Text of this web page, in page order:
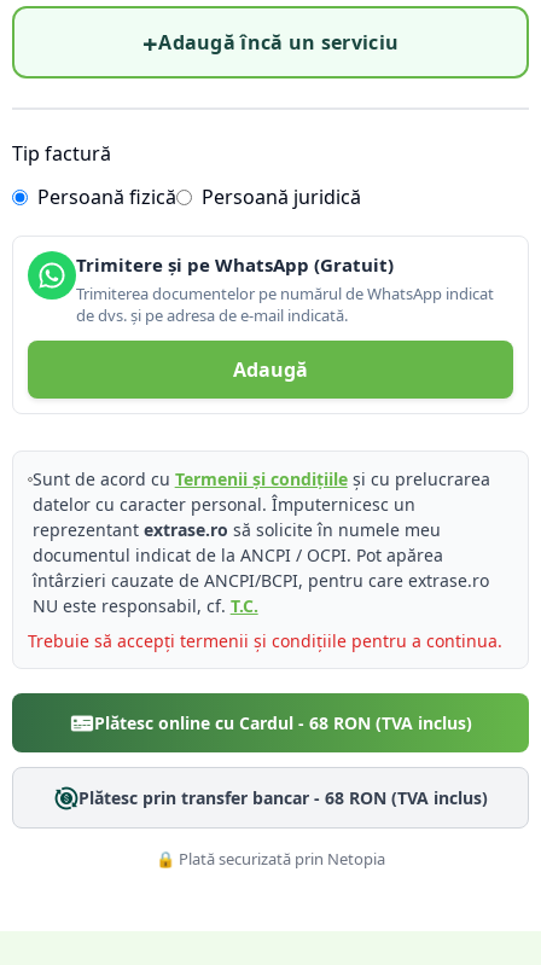
+Adaugă încă un serviciu
Tip factură
Persoană fizică
Persoană juridică
Trimitere și pe WhatsApp (Gratuit)
Trimiterea documentelor pe numărul de WhatsApp indicat
de dvs. și pe adresa de e-mail indicată.
Adaugă
Sunt de acord cu Termenii și condițiileși cu prelucrarea
datelor cu caracter personal. Împuternicesc un
reprezentant extrase.ro să solicite în numele meu
documentul indicat de la ANCPI / OCPI. Pot apărea
întârzieri cauzate de ANCPI/BCPI, pentru care extrase.ro
NU este responsabil, cf. T.C.
Trebuie să accepți termenii și condițiile pentru a continua.
Plătesc online cu Cardul - 68RON (TVA inclus)
Plătesc prin transfer bancar - 68RON (TVA inclus)
🔒 Plată securizată prin Netopia